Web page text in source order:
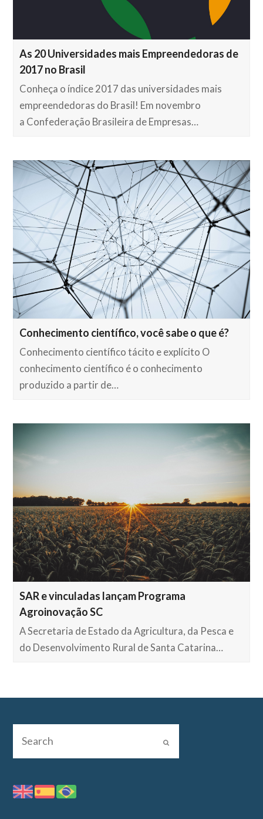
As 20 Universidades mais Empreendedoras de
2017 no Brasil
Conheça o índice 2017 das universidades mais
empreendedoras do Brasil! Em novembro
a Confederação Brasileira de Empresas…
Conhecimento científico, você sabe o que é?
Conhecimento científico tácito e explícito O
conhecimento científico é o conhecimento
produzido a partir de…
SAR e vinculadas lançam Programa
Agroinovação SC
A Secretaria de Estado da Agricultura, da Pesca e
do Desenvolvimento Rural de Santa Catarina…